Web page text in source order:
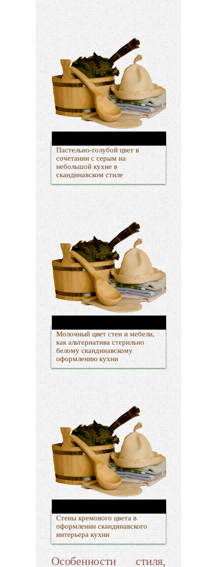
Пастельно-голубой цвет в
сочетании с серым на
небольшой кухне в
скандинавском стиле
Молочный цвет стен и мебели,
как альтернатива стерильно
белому скандинавскому
оформлению кухни
Стены кремового цвета в
оформлении скандинавского
интерьера кухни
Особенности стиля,